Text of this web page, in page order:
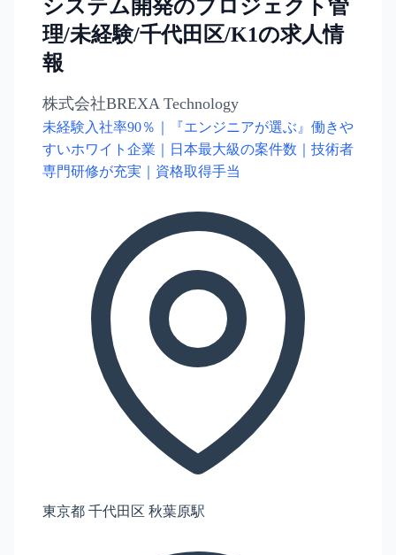
システム開発のプロジェクト管
理/未経験/千代田区/K1の求人情
報
株式会社BREXA Technology
未経験入社率90％｜『エンジニアが選ぶ』働きや
すいホワイト企業｜日本最大級の案件数｜技術者
専門研修が充実｜資格取得手当
東京都 千代田区 秋葉原駅